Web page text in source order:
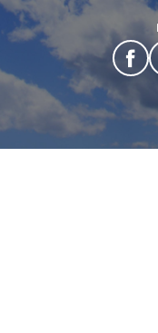
F